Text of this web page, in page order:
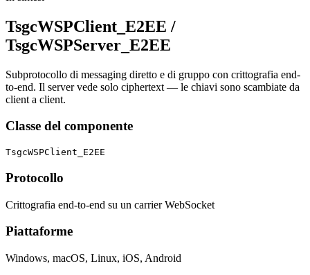
TsgcWSPClient_E2EE /
TsgcWSPServer_E2EE
Subprotocollo di messaging diretto e di gruppo con crittografia end-
to-end. Il server vede solo ciphertext — le chiavi sono scambiate da
client a client.
Classe del componente
TsgcWSPClient_E2EE
Protocollo
Crittografia end-to-end su un carrier WebSocket
Piattaforme
Windows, macOS, Linux, iOS, Android